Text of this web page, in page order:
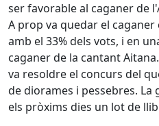
ser favorable al caganer de
A prop va quedar el caganer
amb el 33% dels vots, i en
caganer de la cantant
va resoldre el concurs del
de diorames i pessebres. La
els pròxims dies un lot de